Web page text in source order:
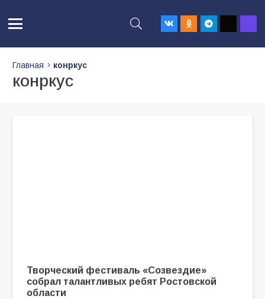
Главная конркус
конркус
Творческий фестиваль «Созвездие»
собрал талантливых ребят Ростовской
области